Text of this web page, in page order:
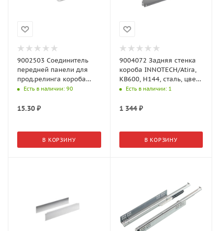
9002503 Соединитель
передней панели для
прод.релинга короба
INNOTECH/Atira, под
Есть в наличии: 90
15.30 ₽
В КОРЗИНУ
9004072 Задняя стенка
короба INNOTECH/Atira,
KB600, H144, сталь, цвет
серый (Хеттих)
Есть в наличии: 1
1 344₽
В КОРЗИНУ